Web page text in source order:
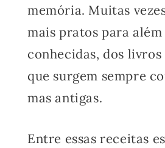
memória. Muitas
mais pratos para
conhecidas, dos livros
que surgem sempre
mas antigas.
Entre essas receitas